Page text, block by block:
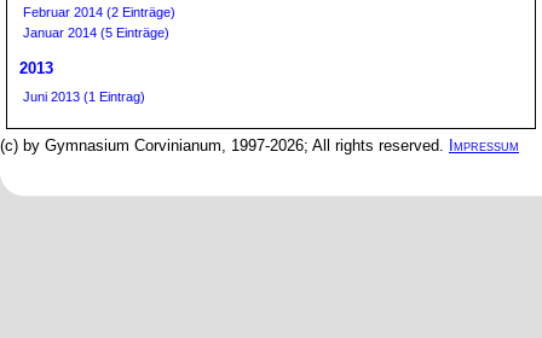
Februar 2014 (2 Einträge)
Januar 2014 (5 Einträge)
2013
Juni 2013 (1 Eintrag)
(c) by Gymnasium Corvinianum, 1997-2026; All rights reserved. Impressum